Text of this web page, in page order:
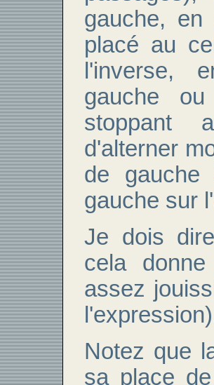
gauche,
placé au
l'inverse,
gauche
stoppant
d'alterner
de
gauche sur
Je dois
cela
assez
Notez que
sa place